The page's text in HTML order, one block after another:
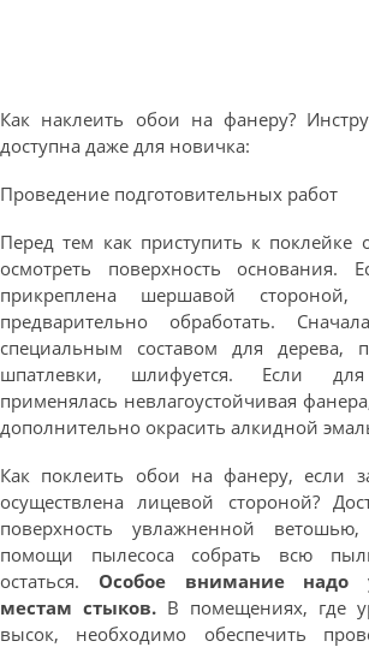
Как наклеить обои на фанеру?
доступна даже для новичка:
Проведение подготовительных работ
Перед тем как приступить к поклейке
осмотреть поверхность основания.
прикреплена шершавой
предварительно обработать.
специальным составом для дерева,
шпатлевки, шлифуется. Если
применялась невлагоустойчивая
дополнительно окрасить алкидной
Как поклеить обои на фанеру, если
осуществлена лицевой стороной?
поверхность увлажненной
помощи пылесоса собрать всю
остаться. Особое внимание надо
местам стыков. В помещениях, где
высок, необходимо обеспечить